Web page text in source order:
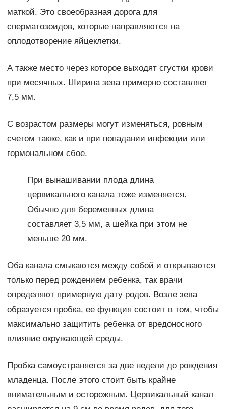
маткой. Это своеобразная дорога для
сперматозоидов, которые направляются на
оплодотворение яйцеклетки.
А также место через которое выходят сгустки крови
при месячных. Ширина зева примерно составляет
7,5 мм.
С возрастом размеры могут изменяться, ровным
счетом также, как и при попадании инфекции или
гормональном сбое.
При вынашивании плода длина
цервикального канала тоже изменяется.
Обычно для беременных длина
составляет 3,5 мм, а шейка при этом не
меньше 20 мм.
Оба канала смыкаются между собой и открываются
только перед рождением ребенка, так врачи
определяют примерную дату родов. Возле зева
образуется пробка, ее функция состоит в том, чтобы
максимально защитить ребенка от вредоносного
влияние окружающей среды.
Пробка самоустраняется за две недели до рождения
младенца. После этого стоит быть крайне
внимательным и осторожным. Цервикальный канал